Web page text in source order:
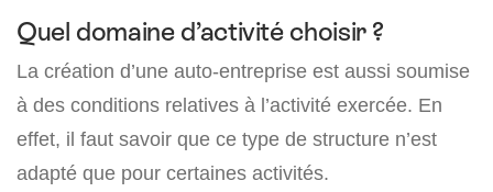
Quel domaine d’activité choisir ?
La création d’une auto-entreprise est aussi soumise
à des conditions relatives à l’activité exercée. En
effet, il faut savoir que ce type de structure n’est
adapté que pour certaines activités.